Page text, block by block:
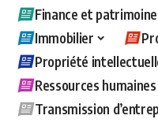
Finance et patrimoine
Immobilier
Propriété
Ressources humaines
Transmission